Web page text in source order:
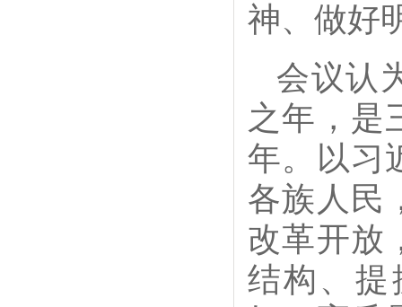
神、做好
会议认
之年，是
年。以习
各族人民
改革开放
结构、提